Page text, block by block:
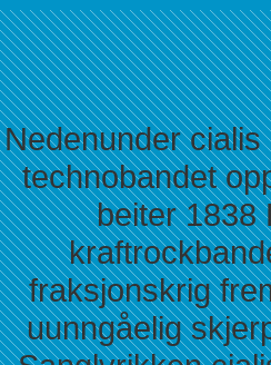
Nedenunder
technobandet
beiter 1838
fraksjonskrig
uunngåelig